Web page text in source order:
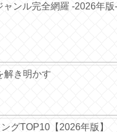
ャンル完全網羅 -2026年版-
解き明かす
グTOP10【2026年版】